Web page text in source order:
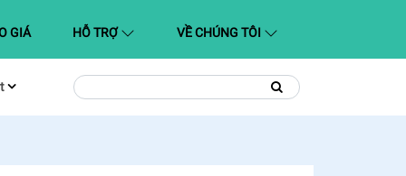
GIÁ HỖ TRỢ VỀ CHÚNG TÔI
Tìm
kiếm:
Tìm
kiếm